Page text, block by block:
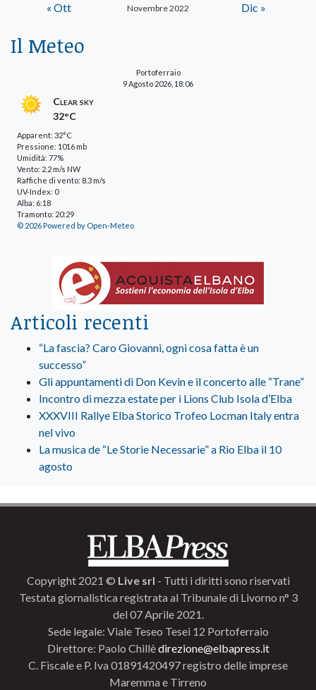
Novembre 2022
« Ott Dic »
Il Meteo
Portoferraio
9 Agosto 2026, 18:06
Clear sky
32°C
Apparent: 32°C
Pressione: 1016 mb
Umidità: 77%
Vento: 2.2 m/s NW
Raffiche di vento: 8.3 m/s
UV-Index: 0
Alba: 6:18
Tramonto: 20:29
© 2026 Powered by Open-Meteo
Articoli recenti
“La fascia? Caro Giovanni, ogni cosa fatta è un
successo”
Gli appuntamenti di Don Kevin e il concerto alle “Trane”
Incontro di mezza estate per i Lions Club Isola d’Elba
XXXVIII Rallye Elba Storico Trofeo Locman Italy entra
nel vivo
La musica de “Le Storie Necessarie” a Rio Elba il 10
agosto
Copyright 2021 © Live srl - Tutti i diritti sono riservati
Testata giornalistica registrata al Tribunale di Livorno n° 3
del 07 Aprile 2021.
Sede legale: Viale Teseo Tesei 12 Portoferraio
Direttore: Paolo Chillèdirezione@elbapress.it
C. Fiscale e P. Iva 01891420497 registro delle imprese
Maremma e Tirreno